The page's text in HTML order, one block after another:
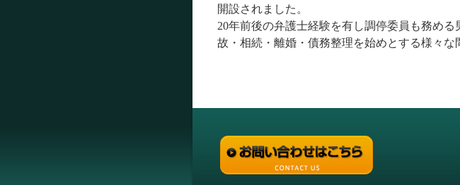
開設されました。
20年前後の弁護士経験を有し調停委員も務め
故・相続・離婚・債務整理を始めとする様々な